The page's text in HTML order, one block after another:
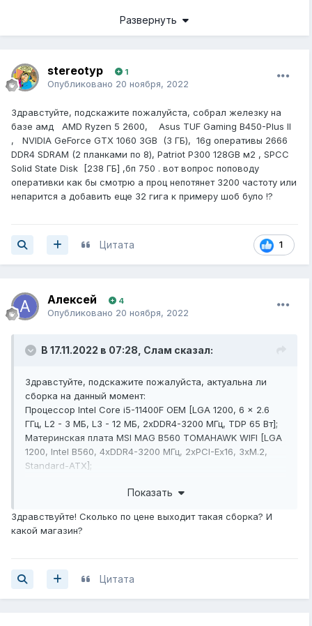
Развернуть
stereotyp 1
Опубликовано 20 ноября, 2022
Здравстуйте, подскажите пожалуйста, собрал железку на
базе амд AMD Ryzen 5 2600, Asus TUF Gaming B450-Plus II
, NVIDIA GeForce GTX 1060 3GB (3 ГБ), 16g оперативы 2666
DDR4 SDRAM (2 планками по 8), Patriot P300 128GB м2 , SPCC
Solid State Disk [238 ГБ] ,бп 750 . вот вопрос поповоду
оперативки как бы смотрю а проц непотянет 3200 частоту или
непарится а добавить еще 32 гига к примеру шоб було !?
1
Цитата
Алексей 4
Опубликовано 20 ноября, 2022
В 17.11.2022 в 07:28, Слам сказал:
Здравстуйте, подскажите пожалуйста, актуальна ли
сборка на данный момент:
Процессор Intel Core i5-11400F OEM [LGA 1200, 6 x 2.6
ГГц, L2 - 3 МБ, L3 - 12 МБ, 2хDDR4-3200 МГц, TDP 65 Вт];
Материнская плата MSI MAG B560 TOMAHAWK WIFI [LGA
1200, Intel B560, 4xDDR4-3200 МГц, 2xPCI-Ex16, 3xM.2,
Standard-ATX];
[AX4U360016G18I-DB10] 32 ГБ;
(LHR) [C30603-12D6X-1671VA39A] [PCI-E 4.0, 12 ГБ GDDR6,
192 бит, DisplayPort x3, HDMI,
подсветка, 250 Вт];
Показать
Здравствуйте! Сколько по цене выходит такая сборка? И
какой магазин?
Цитата